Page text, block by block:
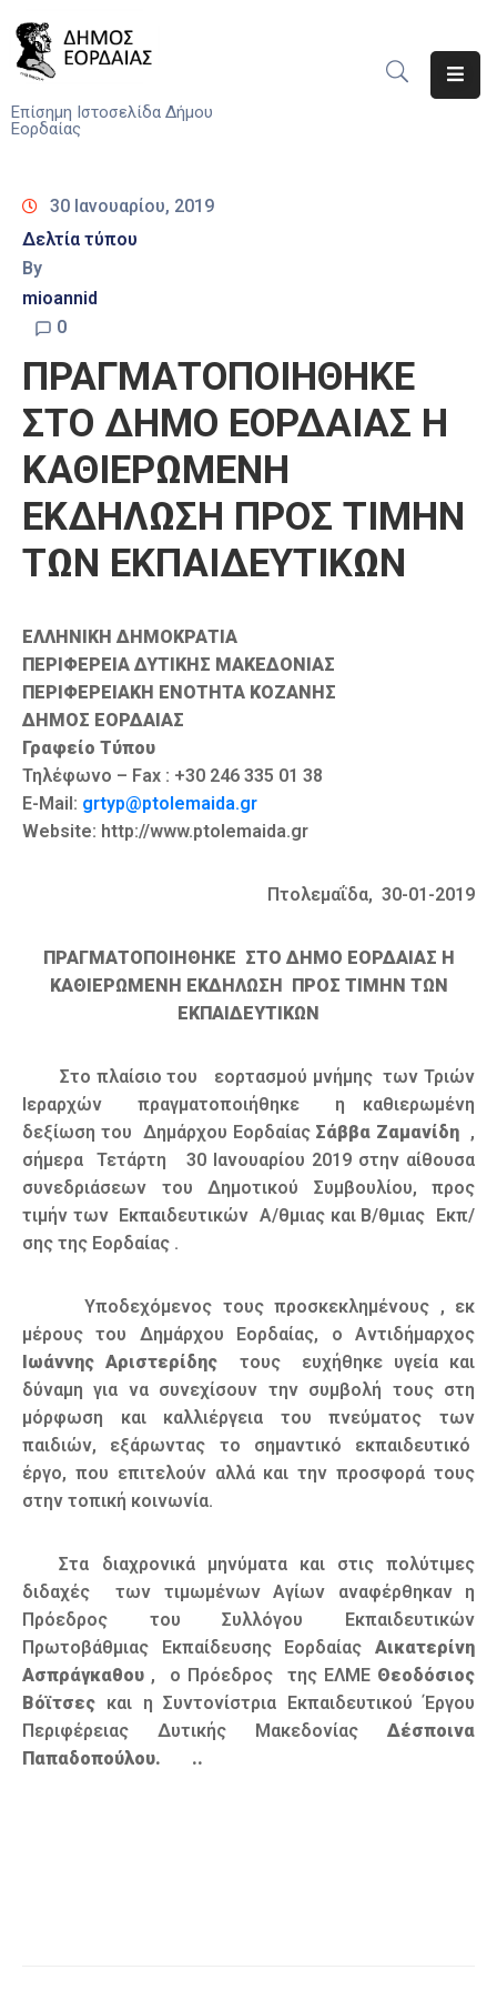
Επίσημη Ιστοσελίδα Δήμου
Εορδαίας
Υπηρεσίες
Του
Δήμου
Προσκλήσεις
Αποφάσεις
Τηλέφωνα
Καιρός
30 Ιανουαρίου, 2019
Δελτία τύπου
By
mioannid
0
ΠΡΑΓΜΑΤΟΠΟΙΗΘΗΚΕ
ΣΤΟ ΔΗΜΟ ΕΟΡΔΑΙΑΣ Η
ΚΑΘΙΕΡΩΜΕΝΗ
ΕΚΔΗΛΩΣΗ ΠΡΟΣ ΤΙΜΗΝ
ΤΩΝ ΕΚΠΑΙΔΕΥΤΙΚΩΝ
ΕΛΛΗΝΙΚΗ ΔΗΜΟΚΡΑΤΙΑ
ΠΕΡΙΦΕΡΕΙΑ ΔΥΤΙΚΗΣ ΜΑΚΕΔΟΝΙΑΣ
ΠΕΡΙΦΕΡΕΙΑΚΗ ΕΝΟΤΗΤΑ ΚΟΖΑΝΗΣ
ΔΗΜΟΣ ΕΟΡΔΑΙΑΣ
Γραφείο Τύπου
Τηλέφωνο – Fax : +30 246 335 01 38
E-Mail: grtyp@ptolemaida.gr
Website: http://www.ptolemaida.gr
Πτολεμαΐδα, 30-01-2019
ΠΡΑΓΜΑΤΟΠΟΙΗΘΗΚΕ ΣΤΟ ΔΗΜΟ ΕΟΡΔΑΙΑΣ Η
ΚΑΘΙΕΡΩΜΕΝΗ ΕΚΔΗΛΩΣΗ ΠΡΟΣ ΤΙΜΗΝ ΤΩΝ
ΕΚΠΑΙΔΕΥΤΙΚΩΝ
Στο πλαίσιο του εορτασμού μνήμης των Τριών
Ιεραρχών πραγματοποιήθηκε η καθιερωμένη
δεξίωση του Δημάρχου Εορδαίας Σάββα Ζαμανίδη ,
σήμερα Τετάρτη 30 Ιανουαρίου 2019 στην αίθουσα
συνεδριάσεων του Δημοτικού Συμβουλίου, προς
τιμήν των Εκπαιδευτικών Α/θμιας και Β/θμιας Εκπ/
σης της Εορδαίας .
Υποδεχόμενος τους προσκεκλημένους , εκ
μέρους του Δημάρχου Εορδαίας, ο Αντιδήμαρχος
Ιωάννης Αριστερίδηςτους ευχήθηκε υγεία και
δύναμη για να συνεχίσουν την συμβολή τους στη
μόρφωση και καλλιέργεια του πνεύματος των
παιδιών, εξάρωντας το σημαντικό εκπαιδευτικό
έργο, που επιτελούν αλλά και την προσφορά τους
στην τοπική κοινωνία.
Στα διαχρονικά μηνύματα και στις πολύτιμες
διδαχές των τιμωμένων Αγίων αναφέρθηκαν η
Πρόεδρος του Συλλόγου Εκπαιδευτικών
Πρωτοβάθμιας Εκπαίδευσης Εορδαίας Αικατερίνη
Ασπράγκαθου , ο Πρόεδρος της ΕΛΜΕ Θεοδόσιος
Βόϊτσες και η Συντονίστρια Εκπαιδευτικού Έργου
Περιφέρειας Δυτικής Μακεδονίας Δέσποινα
Παπαδοπούλου. ..